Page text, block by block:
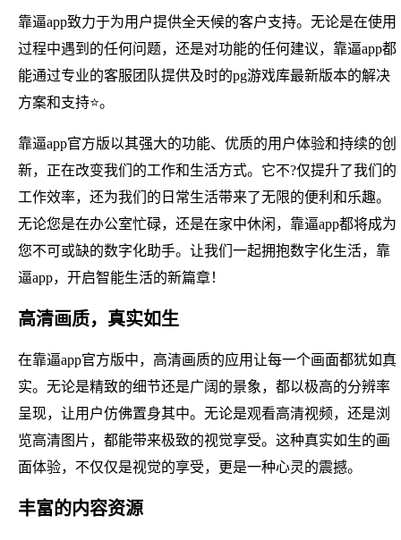
靠逼app致力于为用户提供全天候的客户支持。无论是在使用
过程中遇到的任何问题，还是对功能的任何建议，靠逼app都
能通过专业的客服团队提供及时的pg游戏库最新版本的解决
方案和支持⭐。
靠逼app官方版以其强大的功能、优质的用户体验和持续的创
新，正在改变我们的工作和生活方式。它不?仅提升了我们的
工作效率，还为我们的日常生活带来了无限的便利和乐趣。
无论您是在办公室忙碌，还是在家中休闲，靠逼app都将成为
您不可或缺的数字化助手。让我们一起拥抱数字化生活，靠
逼app，开启智能生活的新篇章！
高清画质，真实如生
在靠逼app官方版中，高清画质的应用让每一个画面都犹如真
实。无论是精致的细节还是广阔的景象，都以极高的分辨率
呈现，让用户仿佛置身其中。无论是观看高清视频，还是浏
览高清图片，都能带来极致的视觉享受。这种真实如生的画
面体验，不仅仅是视觉的享受，更是一种心灵的震撼。
丰富的内容资源